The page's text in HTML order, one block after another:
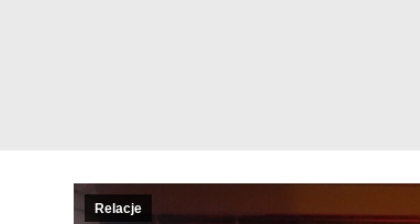
Relacje